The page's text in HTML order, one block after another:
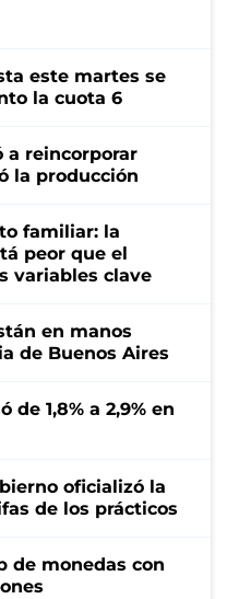
este martes se
la cuota 6
a reincorporar
la producción
familiar: la
peor que el
variables clave
en manos
de Buenos Aires
de 1,8% a 2,9% en
oficializó la
de los prácticos
de monedas con